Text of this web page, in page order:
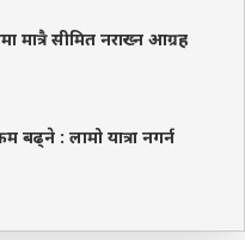
मात्रै सीमित नराख्न आग्रह
बढ्ने : लामो यात्रा नगर्न